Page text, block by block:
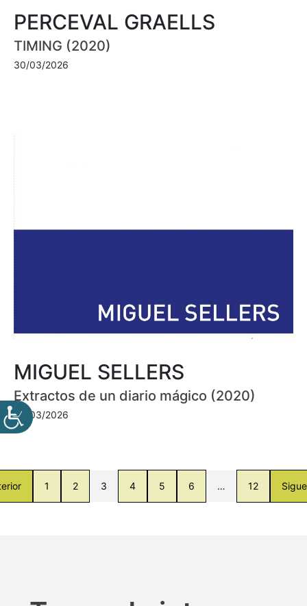
PERCEVAL GRAELLS
TIMING (2020)
30/03/2026
MIGUEL SELLERS
Extractos de un diario mágico (2020)
30/03/2026
1 2 3 4 5 6 … 12